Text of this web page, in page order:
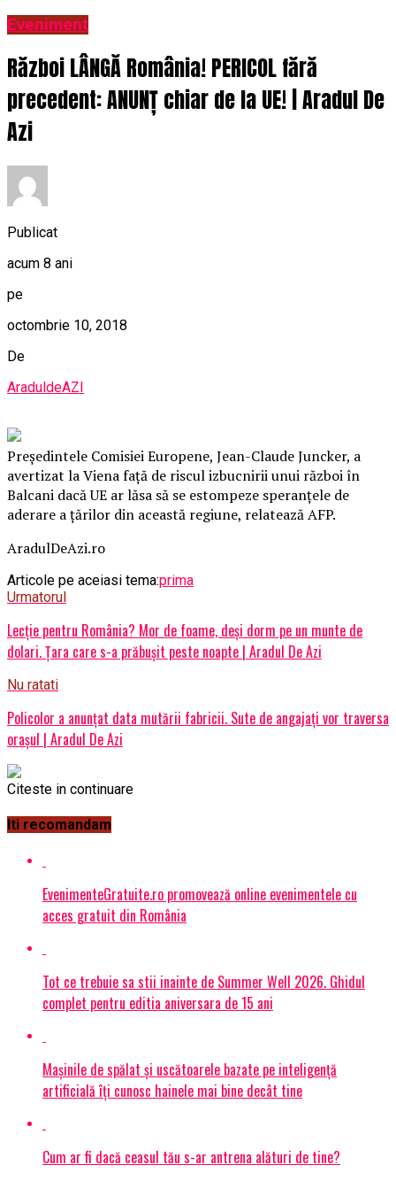
Eveniment
Război LÂNGĂ România! PERICOL fără
precedent: ANUNȚ chiar de la UE! | Aradul De
Azi
Publicat
acum 8 ani
pe
octombrie 10, 2018
De
AraduldeAZI
Preşedintele Comisiei Europene, Jean-Claude Juncker, a
avertizat la Viena faţă de riscul izbucnirii unui război în
Balcani dacă UE ar lăsa să se estompeze speranţele de
aderare a ţărilor din această regiune, relatează AFP.
AradulDeAzi.ro
Articole pe aceiasi tema:prima
Urmatorul
Lecție pentru România? Mor de foame, deși dorm pe un munte de
dolari. Țara care s-a prăbușit peste noapte | Aradul De Azi
Nu ratati
Policolor a anunţat data mutării fabricii. Sute de angajaţi vor traversa
oraşul | Aradul De Azi
Citeste in continuare
Iti recomandam
EvenimenteGratuite.ro promovează online evenimentele cu
acces gratuit din România
Tot ce trebuie sa stii inainte de Summer Well 2026. Ghidul
complet pentru editia aniversara de 15 ani
Mașinile de spălat și uscătoarele bazate pe inteligență
artificială îți cunosc hainele mai bine decât tine
Cum ar fi dacă ceasul tău s-ar antrena alături de tine?